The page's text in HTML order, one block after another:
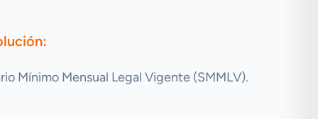
Mínimo Mensual Legal Vigente (SMMLV).